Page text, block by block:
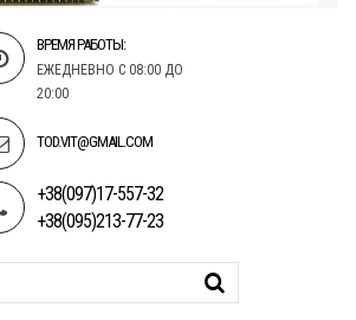
ВРЕМЯ РАБОТЫ:
ЕЖЕДНЕВНО С 08:00 ДО
20:00
TOD.VIT@GMAIL.COM
+38(097)17-557-32
+38(095)213-77-23